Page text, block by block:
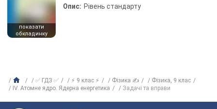
показати
обкладинку
Опис: Рівень стандарту
✅ ГДЗ ✅ ⚡ 9 клас ⚡ Фізика ✍
Фізика, 9 клас
ІV. Атомне ядро. Ядерна енергетика
Задачі та вправи